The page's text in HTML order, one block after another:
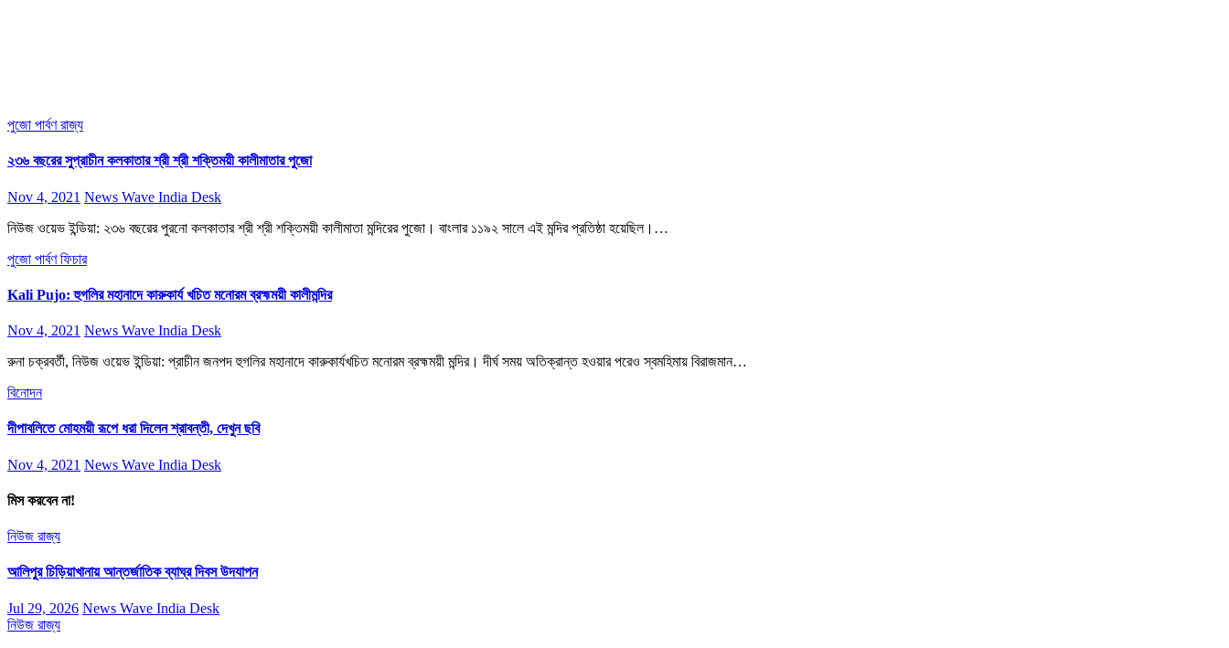
পুজো পার্বণরাজ্য
২৩৬ বছরের সুপ্রাচীন কলকাতার শ্রী শ্রী শক্তিময়ী কালীমাতার পুজো
Nov 4, 2021 News Wave India Desk
নিউজ ওয়েভ ইন্ডিয়া: ২৩৬ বছরের পুরনো কলকাতার শ্রী শ্রী শক্তিময়ী কালীমাতা মন্দিরের পুজো। বাংলার ১১৯২ সালে এই মন্দির প্রতিষ্ঠা হয়েছিল।…
পুজো পার্বণফিচার
Kali Pujo: হুগলির মহানাদে কারুকার্য খচিত মনোরম ব্রহ্মময়ী কালীমন্দির
Nov 4, 2021 News Wave India Desk
রুনা চক্রবর্তী, নিউজ ওয়েভ ইন্ডিয়া: প্রাচীন জনপদ হুগলির মহানাদে কারুকার্যখচিত মনোরম ব্রহ্মময়ী মন্দির। দীর্ঘ সময় অতিক্রান্ত হওয়ার পরেও স্বমহিমায় বিরাজমান…
বিনোদন
দীপাবলিতে মোহময়ী রূপে ধরা দিলেন শ্রাবন্তী, দেখুন ছবি
Nov 4, 2021 News Wave India Desk
মিস করবেন না!
নিউজ রাজ্য
আলিপুর চিড়িয়াখানায় আন্তর্জাতিক ব্যাঘ্র দিবস উদযাপন
Jul 29, 2026 News Wave India Desk
নিউজ রাজ্য